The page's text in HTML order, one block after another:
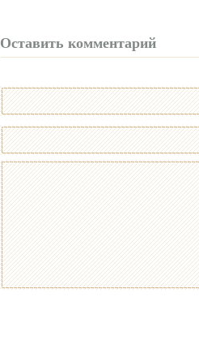
Оставить комментарий